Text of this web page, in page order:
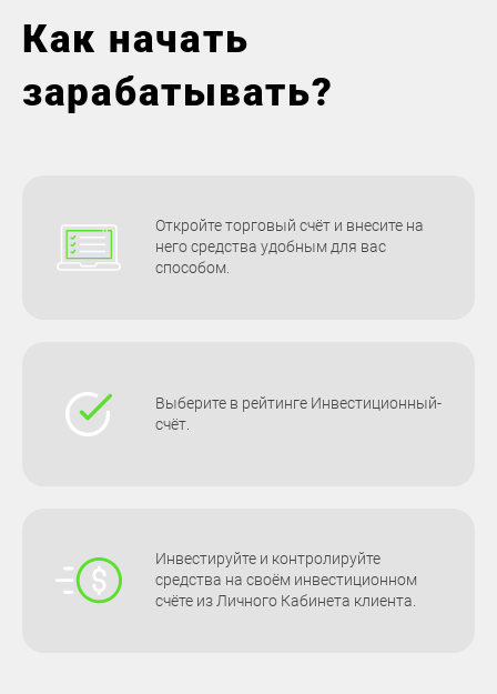
Как начать
зарабатывать?
Откройте торговый счёт и внесите на
него средства удобным для вас
способом.
Выберите в рейтинге Инвестиционный-
счёт.
Инвестируйте и контролируйте
средства на своём инвестиционном
счёте из Личного Кабинета клиента.